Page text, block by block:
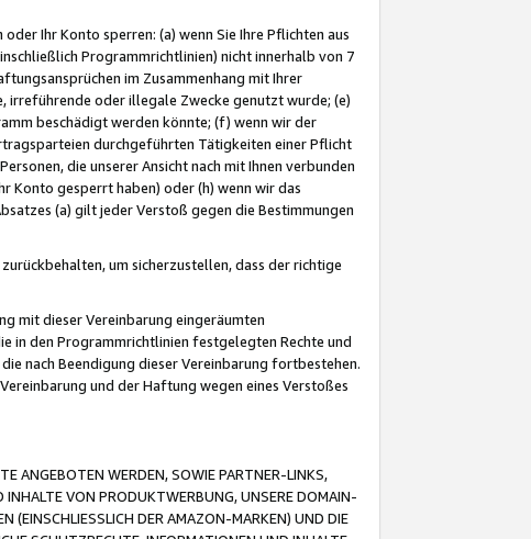
Ihr Konto sperren: (a) wenn Sie Ihre Pflichten aus
Programmrichtlinien) nicht innerhalb von 7
im Zusammenhang mit Ihrer
irreführende oder illegale Zwecke genutzt wurde; (e)
beschädigt werden könnte; (f) wenn wir der
durchgeführten Tätigkeiten einer Pflicht
die unserer Ansicht nach mit Ihnen verbunden
Konto gesperrt haben) oder (h) wenn wir das
(a) gilt jeder Verstoß gegen die Bestimmungen
um sicherzustellen, dass der richtige
mit dieser Vereinbarung eingeräumten
in den Programmrichtlinien festgelegten Rechte und
nach Beendigung dieser Vereinbarung fortbestehen.
und der Haftung wegen eines Verstoßes
ANGEBOTEN WERDEN, SOWIE PARTNER-LINKS,
VON PRODUKTWERBUNG, UNSERE DOMAIN-
(EINSCHLIESSLICH DER AMAZON-MARKEN) UND DIE